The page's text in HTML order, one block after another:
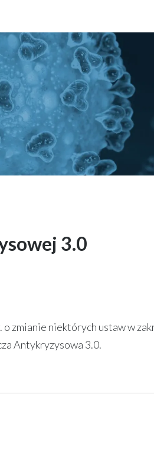
3.0
zmianie niektórych ustaw w
Antykryzysowa 3.0.